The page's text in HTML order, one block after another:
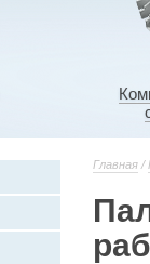
Главная /